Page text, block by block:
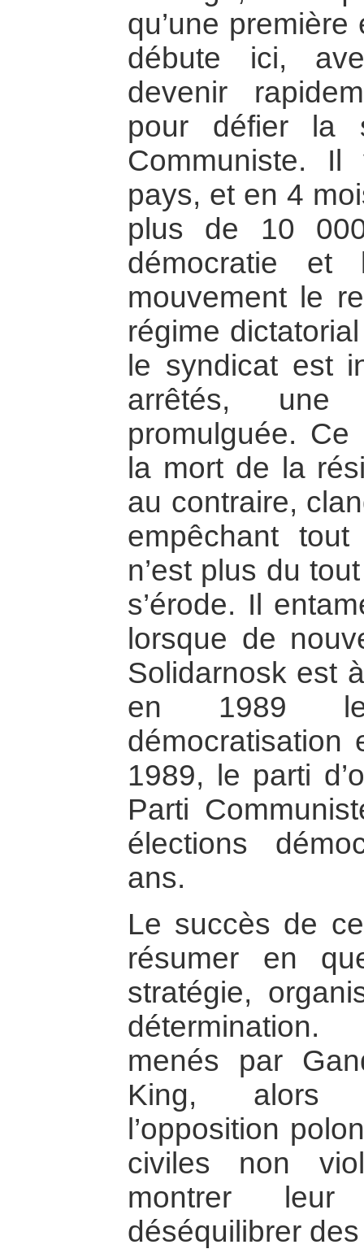
qu’une
débute ici,
devenir
pour défier la
Communiste. Il
pays, et en 4
plus de 10
démocratie et
mouvement le
régime
le syndicat est
arrêtés,
promulguée. Ce
la mort de la
au contraire,
empêchant
n’est plus du
s’érode. Il
lorsque de
Solidarnosk est
en 1989
démocratisation
1989, le parti
Parti
élections
ans.
Le succès de
résumer en
stratégie,
menés par
King, alors
l’opposition
civiles non
montrer
déséquilibrer